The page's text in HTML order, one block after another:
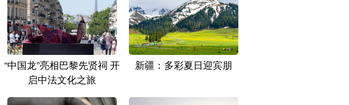
“中国龙”亮相巴黎先贤祠 开
启中法文化之旅
新疆：多彩夏日迎宾朋